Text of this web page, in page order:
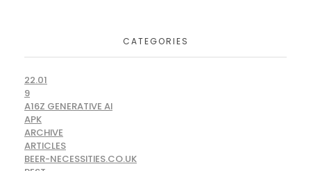
CATEGORIES
22.01
9
A16Z GENERATIVE AI
APK
ARCHIVE
ARTICLES
BEER-NECESSITIES.CO.UK